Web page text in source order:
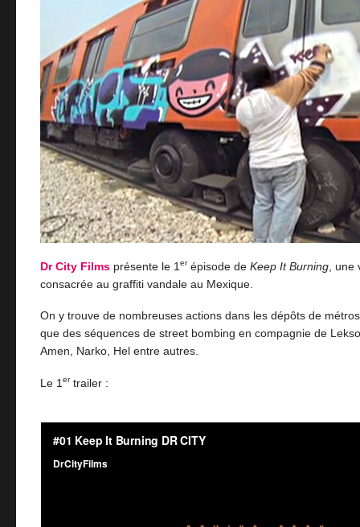
Dr City Films présente le 1 erépisode de Keep It Burning ,
consacrée au graffiti vandale au Mexique.
On y trouve de nombreuses actions dans les dépôts de
que des séquences de street bombing en compagnie de
Amen, Narko, Hel entre autres.
Le 1 ertrailer :